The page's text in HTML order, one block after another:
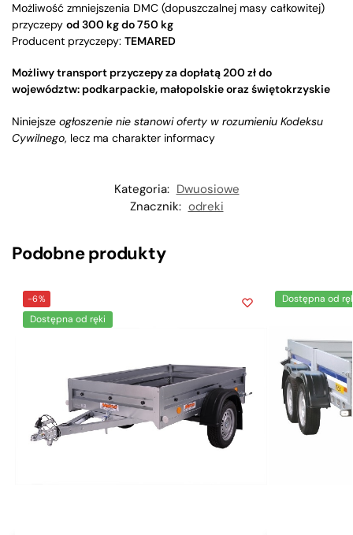
Możliwość zmniejszenia DMC (dopuszczalnej masy całkowitej)
przyczepy od 300 kg do 750 kg
Producent przyczepy: TEMARED
Możliwy transport przyczepy za dopłatą 200 zł do
województw: podkarpackie, małopolskie oraz świętokrzyskie
Niniejsze ogłoszenie nie stanowi oferty w rozumieniu Kodeksu
Cywilnego, lecz ma charakter informacy
Kategoria: Dwuosiowe
Znacznik: odreki
Podobne produkty
-6%
Dostępna od ręki
Dostępna od